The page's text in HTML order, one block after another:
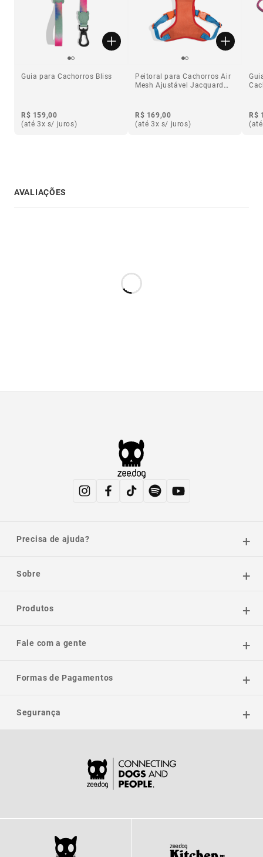
Guia para Cachorros Bliss
R$ 159,00
(até 3x s/ juros)
Peitoral para Cachorros Air
Mesh Ajustável Jacquard
R$ 169,00
(até 3x s/ juros)
R$
AVALIAÇÕES
Precisa de ajuda?
Sobre
Produtos
Fale com a gente
Formas de Pagamentos
Segurança